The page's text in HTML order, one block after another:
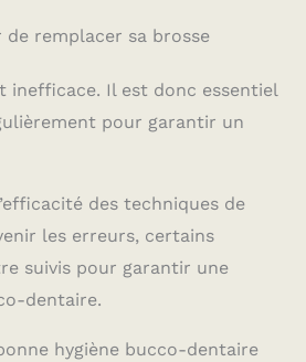
de remplacer sa brosse
inefficace. Il est donc essentiel
pour garantir un
des techniques de
les erreurs, certains
suivis pour garantir une
dentaire.
hygiène bucco-dentaire